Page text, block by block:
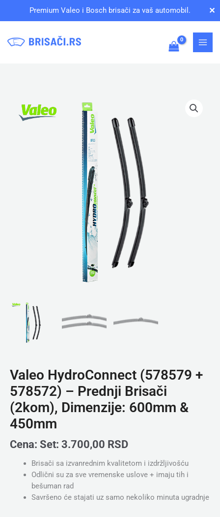
Premium Valeo i Bosch brisači za vaš automobil. ✕
Valeo HydroConnect (578579 +
578572) – Prednji Brisači
(2kom), Dimenzije: 600mm &
450mm
Cena: Set: 3.700,00 RSD
Brisači sa izvanrednim kvalitetom i izdržljivošću
Odlični su za sve vremenske uslove + imaju tih i
bešuman rad
Savršeno će stajati uz samo nekoliko minuta ugradnje